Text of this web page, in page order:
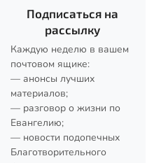
Подписаться на
рассылку
Каждую неделю в вашем
почтовом ящике:
— анонсы лучших
материалов;
— разговор о жизни по
Евангелию;
— новости подопечных
Благотворительного